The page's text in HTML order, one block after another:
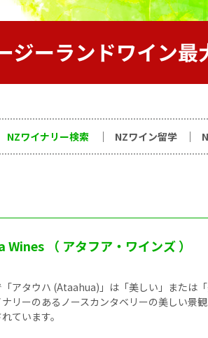
イト
NZワイナリー検索 NZワイン留学
（ アタフア・ワインズ ）
アタウハ (Ataahua)」は「美しい」または
リーのあるノースカンタベリーの美しい景
ています。